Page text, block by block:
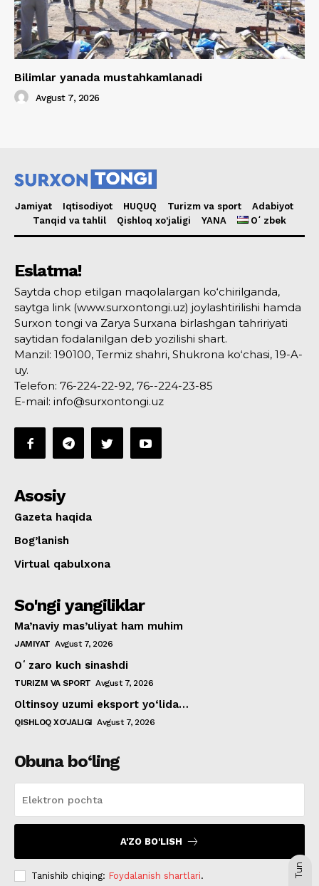
Bilimlar yanada mustahkamlanadi
Avgust 7, 2026
Jamiyat Iqtisodiyot HUQUQ Turizm va sport
Adabiyot
Tanqid va tahlil
Qishloq xo’jaligi YANA Oʻzbek
Eslatma!
Saytda chop etilgan maqolalargan ko‘chirilganda,
saytga link (www.surxontongi.uz) joylashtirilishi hamda
Surxon tongi va Zarya Surxana birlashgan tahririyati
saytidan fodalanilgan deb yozilishi shart.
Manzil: 190100, Termiz shahri, Shukrona ko‘chasi, 19-A-
uy.
Telefon: 76-224-22-92, 76--224-23-85
E-mail: info@surxontongi.uz
Asosiy
Gazeta haqida
Bog’lanish
Virtual qabulxona
So'ngi yangiliklar
Ma’naviy mas’uliyat ham muhim
JAMIYAT Avgust 7, 2026
Oʻzaro kuch sinashdi
TURIZM VA SPORT Avgust 7, 2026
Oltinsoy uzumi eksport yo‘lida…
QISHLOQ XO'JALIGI Avgust 7, 2026
Obuna bo‘ling
A'ZO BO'LISH
Tanishib chiqing: Foydalanish shartlari. Tun